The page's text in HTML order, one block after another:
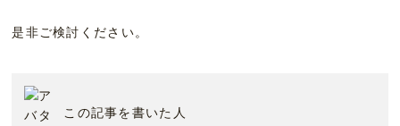
是非ご検討ください。
この記事を書いた人